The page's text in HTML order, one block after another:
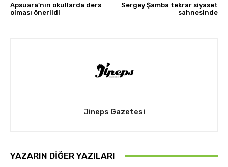
Apsuara’nın okullarda ders
olması önerildi
Sergey Şamba tekrar siyaset
sahnesinde
Jineps Gazetesi
YAZARIN DIĞER YAZILARI